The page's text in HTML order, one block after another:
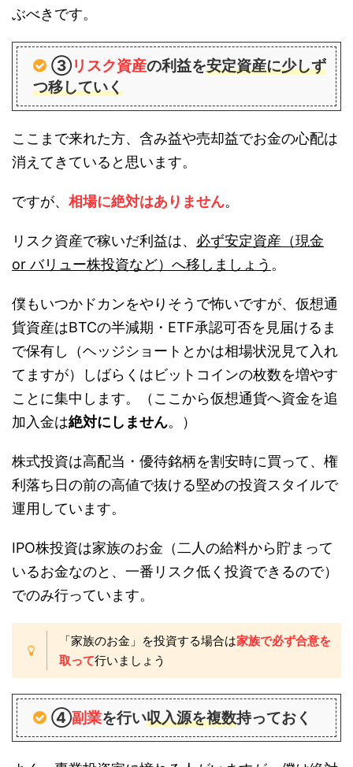
ぶべきです。
③リスク資産の利益を安定資産に少しず
つ移していく
ここまで来れた方、含み益や売却益でお金の心配は
消えてきていると思います。
ですが、 相場に絶対はありません。
リスク資産で稼いだ利益は、 必ず安定資産（現金
or バリュー株投資など）へ移しましょう 。
僕もいつかドカンをやりそうで怖いですが、仮想通
貨資産はBTCの半減期・ETF承認可否を見届けるま
で保有し（ヘッジショートとかは相場状況見て入れ
てますが）しばらくはビットコインの枚数を増やす
ことに集中します。（ここから仮想通貨へ資金を追
加入金は絶対にしません。）
株式投資は高配当・優待銘柄を割安時に買って、権
利落ち日の前の高値で抜ける堅めの投資スタイルで
運用しています。
IPO株投資は家族のお金（二人の給料から貯まって
いるお金なのと、一番リスク低く投資できるので）
でのみ行っています。
「家族のお金」を投資する場合は家族で必ず合意を
取って行いましょう
④副業を行い収入源を複数持っておく